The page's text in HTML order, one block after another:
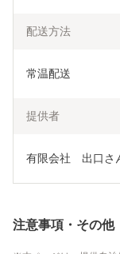
配送方法
常温配送
提供者
有限会社　出口さ
注意事項・その他